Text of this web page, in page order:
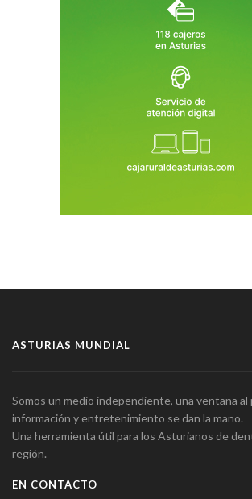
ASTURIAS MUNDIAL
Somos un medio independiente, una ventana al
información y entretenimiento se dan la mano.
Una herramienta útil para los Asturianos de
región.
EN CONTACTO